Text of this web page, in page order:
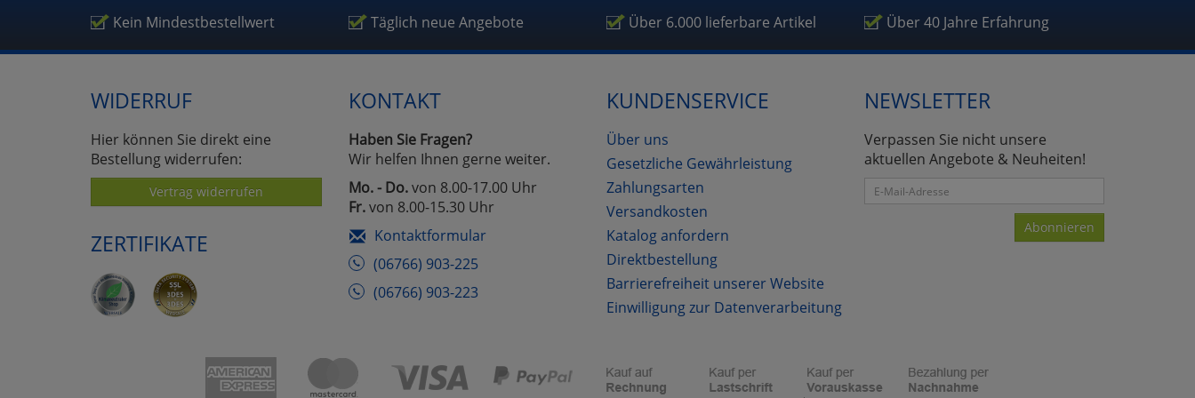
Kein Mindestbestellwert Täglich neue Angebote Über 6.000 lieferbare Artikel Über 40 Jahre Erfahrung
WIDERRUF
Hier können Sie direkt eine
Bestellung widerrufen:
Vertrag widerrufen
ZERTIFIKATE
KONTAKT
Haben Sie Fragen?
Wir helfen Ihnen gerne weiter.
Mo. - Do.von 8.00-17.00 Uhr
Fr.von 8.00-15.30 Uhr
Kontaktformular
(06766) 903-225
(06766) 903-223
KUNDENSERVICE
Über uns
Gesetzliche Gewährleistung
Zahlungsarten
Versandkosten
Katalog anfordern
Direktbestellung
Barrierefreiheit unserer Website
Einwilligung zur Datenverarbeitung
NEWSLETTER
Verpassen Sie nicht unsere
aktuellen Angebote & Neuheiten!
Abonnieren
zurückzu Haupptseite Zustimmung Datenverarbeitung (Seitenende)